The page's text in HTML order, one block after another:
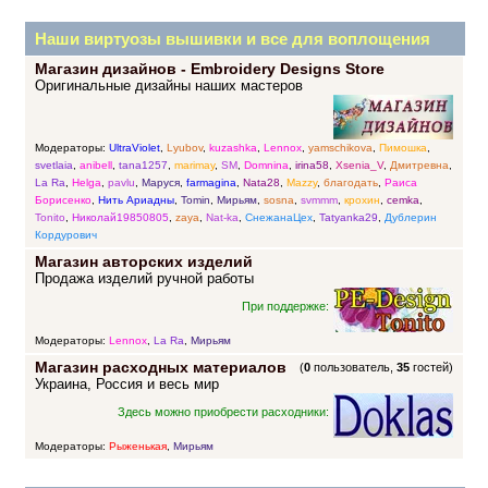
Наши виртуозы вышивки и все для воплощения
прекрасных идей
Магазин дизайнов - Embroidery Designs Store
Оригинальные дизайны наших мастеров
Модераторы: UltraViolet, Lyubov, kuzashka, Lennox, yamschikova, Пимошка,
svetlaia, anibell, tana1257, marimay, SM, Domnina, irina58, Xsenia_V, Дмитревна,
La Ra, Helga, pavlu, Маруся, farmagina, Nata28, Mazzy, благодать, Раиса
Борисенко, Нить Ариадны, Tomin, Мирьям, sosna, svmmm, крохин, cemka,
Tonito, Николай19850805, zaya, Nat-ka, СнежанаЦех, Tatyanka29, Дублерин
Кордурович
Магазин авторских изделий
Продажа изделий ручной работы
При поддержке:
Модераторы: Lennox, La Ra, Мирьям
Магазин расходных материалов (0 пользователь,35 гостей)
Украина, Россия и весь мир
Здесь можно приобрести расходники:
Модераторы: Рыженькая, Мирьям